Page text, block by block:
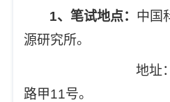
1、笔试地点： 中国
源研究所。
地址
路甲11号。